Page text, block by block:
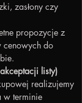
zasłony czy
propozycje z
cenowych do
listy)
realizujemy
w terminie